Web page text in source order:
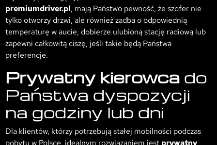
premiumdriver.pl, mają Państwo pewność, że szofer nie
tylko otworzy drzwi, ale również zadba o odpowiednią
temperaturę w aucie, dobierze ulubioną stację radiową lub
zapewni całkowitą ciszę, jeśli takie będą Państwa
preferencje.
Prywatny kierowca do
Państwa dyspozycji
na godziny lub dni
Dla klientów, którzy potrzebują stałej mobilności podczas